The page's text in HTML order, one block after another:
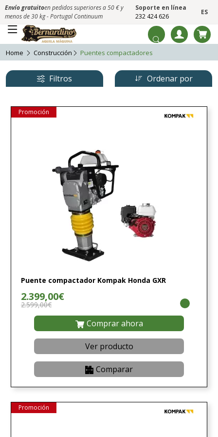
Envío gratuitoen pedidos superiores a 50 € y
menos de 30 kg - Portugal Continuum
Soporte en línea
232 424 626
ES
Home Construcción Puentes compactadores
Filtros Ordenar por
Promoción
Puente compactador Kompak Honda GXR
2.399,00€
2.599,00€
Comprar ahora
Ver producto
Comparar
Promoción